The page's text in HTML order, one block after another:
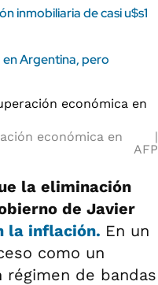
inmobiliaria de casi u$s1
en Argentina, pero
económica en
AFP
la eliminación
de Javier
la inflación. En un
como un
régimen de bandas